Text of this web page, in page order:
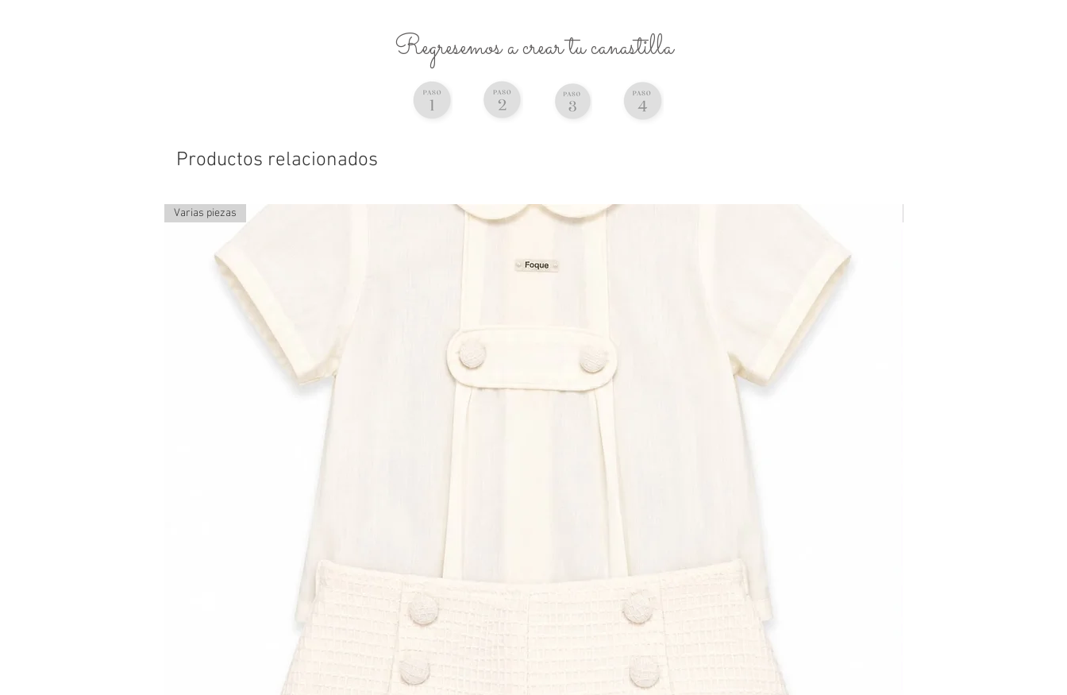
Regresemos a crear tu canastilla
Productos relacionados
Varias piezas